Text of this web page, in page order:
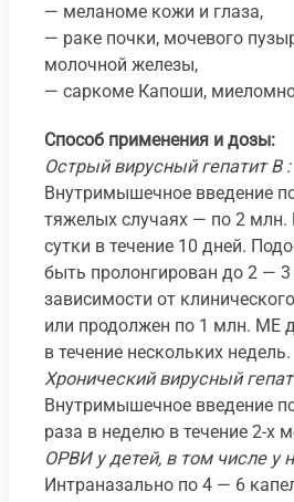
— меланоме кожи и глаза,
— раке почки, мочевого
молочной железы,
— саркоме Капоши,
Способ применения и дозы:
Острый вирусный гепатит В :
Внутримышечное введение
тяжелых случаях — по 2 млн.
сутки в течение 10 дней.
быть пролонгирован до 2 — 3
зависимости от
или продолжен по 1 млн. ME
в течение нескольких недель.
Хронический вирусный
Внутримышечное введение
раза в неделю в течение 2-х
ОРВИ у детей, в том числе у
Интраназально по 4 — 6